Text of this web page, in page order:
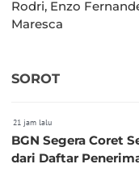
Rodri, Enzo
Maresca
SOROT
21 jam lalu
BGN Segera Coret
dari Daftar